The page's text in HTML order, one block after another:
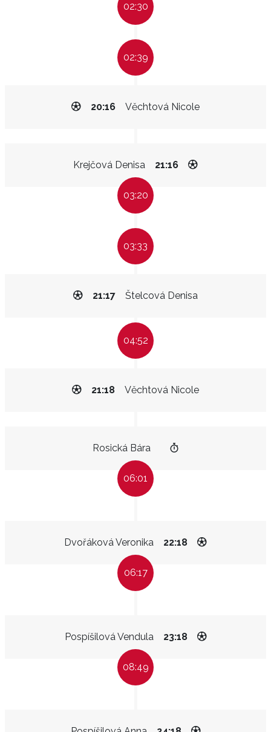
02:30
02:39
Věchtová Nicole
20:16
Krejčová Denisa 21:16
03:20
03:33
Štelcová Denisa
21:17
04:52
Věchtová Nicole
21:18
Rosická Bára
06:01
Dvořáková Veronika 22:18
06:17
Pospíšilová Vendula 23:18
08:49